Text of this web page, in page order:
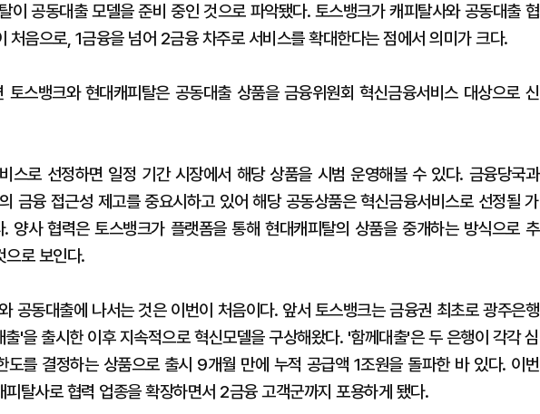
이 공동대출 모델을 준비 중인 것으로 파악됐다. 토스뱅크가 캐피탈사와 공동대출 협
처음으로, 1금융을 넘어 2금융 차주로 서비스를 확대한다는 점에서 의미가 크다.
토스뱅크와 현대캐피탈은 공동대출 상품을 금융위원회 혁신금융서비스 대상으로 신
스로 선정하면 일정 기간 시장에서 해당 상품을 시범 운영해볼 수 있다. 금융당국과
금융 접근성 제고를 중요시하고 있어 해당 공동상품은 혁신금융서비스로 선정될 가
양사 협력은 토스뱅크가 플랫폼을 통해 현대캐피탈의 상품을 중개하는 방식으로 추
으로 보인다.
공동대출에 나서는 것은 이번이 처음이다. 앞서 토스뱅크는 금융권 최초로 광주은행
'을 출시한 이후 지속적으로 혁신모델을 구상해왔다. '함께대출'은 두 은행이 각각 심
도를 결정하는 상품으로 출시 9개월 만에 누적 공급액 1조원을 돌파한 바 있다. 이번
피탈사로 협력 업종을 확장하면서 2금융 고객군까지 포용하게 됐다.